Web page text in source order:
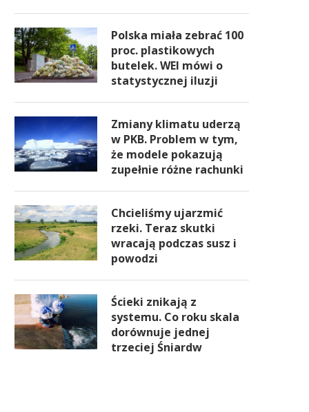
Polska miała zebrać 100
proc. plastikowych
butelek. WEI mówi o
statystycznej iluzji
Zmiany klimatu uderzą
w PKB. Problem w tym,
że modele pokazują
zupełnie różne rachunki
Chcieliśmy ujarzmić
rzeki. Teraz skutki
wracają podczas susz i
powodzi
Ścieki znikają z
systemu. Co roku skala
dorównuje jednej
trzeciej Śniardw